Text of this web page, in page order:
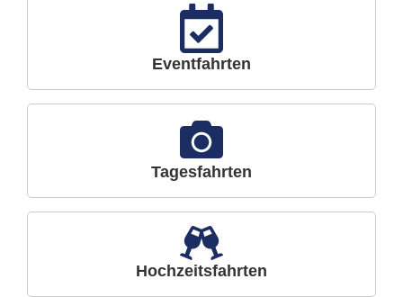
Eventfahrten
Tagesfahrten
Hochzeitsfahrten